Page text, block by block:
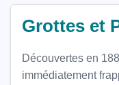
Grottes et
Découvertes en
immédiatement